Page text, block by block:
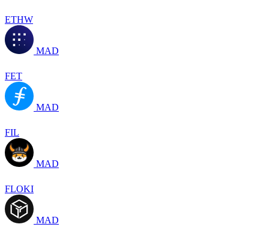
ETHW
MAD
FET
MAD
FIL
MAD
FLOKI
MAD